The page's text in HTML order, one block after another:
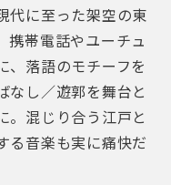
代に至った架空の東
携帯電話やユーチュ
、落語のモチーフを
なし／遊郭を舞台と
。混じり合う江戸と
る音楽も実に痛快だ